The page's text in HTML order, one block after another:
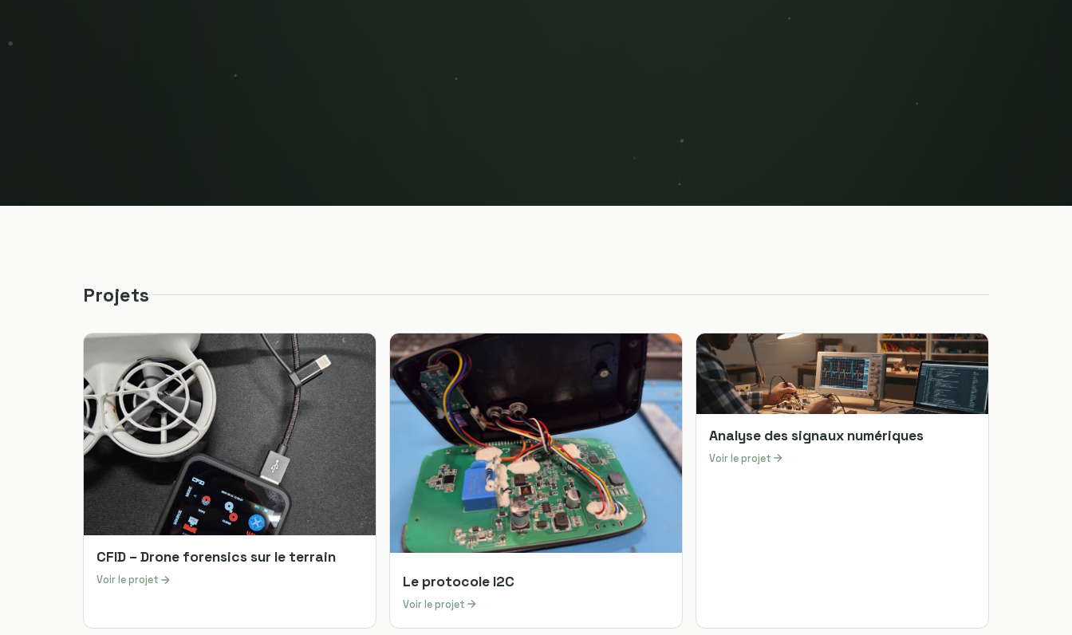
Projets
CFID – Drone forensics sur le terrain
Voir le projet Le protocole I2C
Voir le projet
Analyse des signaux numériques
Voir le projet